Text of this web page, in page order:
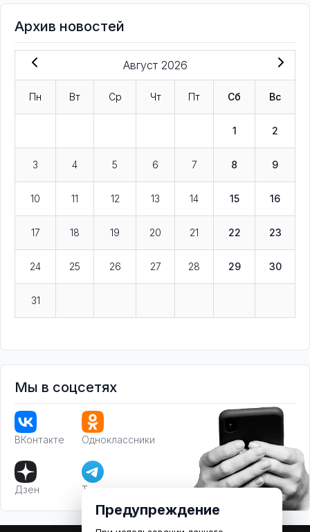
Архив новостей
Август 2026
Пн Вт Ср Чт Пт Сб Вс
1 2
3 4 5 6 7 8 9
10 11 12 13 14 15 16
17 18 19 20 21 22 23
24 25 26 27 28 29 30
31
Мы в соцсетях
ВКонтакте Одноклассники
Дзен Телеграм
Предупреждение